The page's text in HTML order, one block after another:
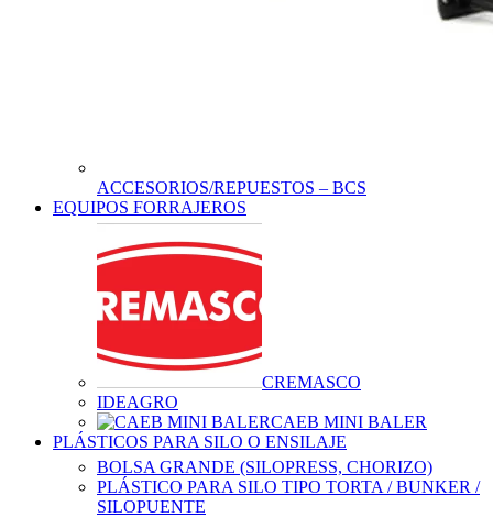
ACCESORIOS/REPUESTOS – BCS
EQUIPOS FORRAJEROS
CREMASCO
IDEAGRO
CAEB MINI BALER
PLÁSTICOS PARA SILO O ENSILAJE
BOLSA GRANDE (SILOPRESS, CHORIZO)
PLÁSTICO PARA SILO TIPO TORTA / BUNKER /
SILOPUENTE